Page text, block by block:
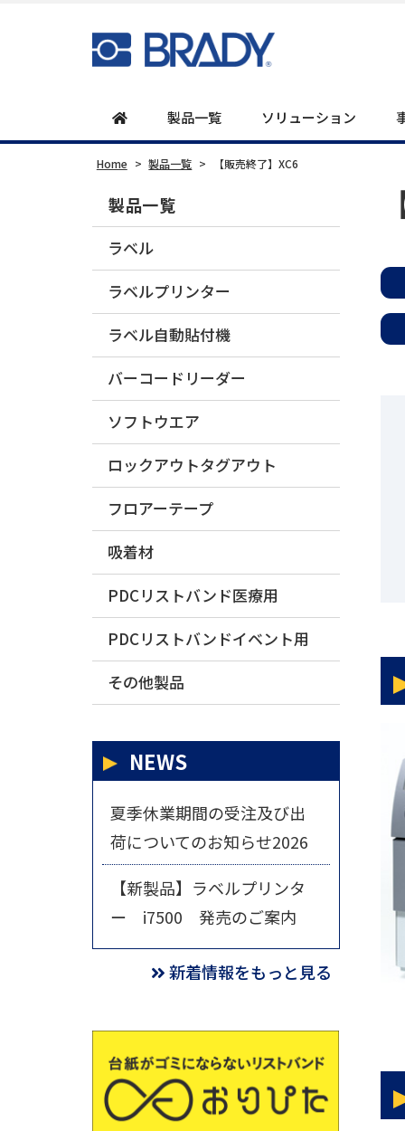
製品一覧 ソリューション
Home > 製品一覧 > 【販売終了】XC6
製品一覧
ラベル
ラベルプリンター
ラベル自動貼付機
バーコードリーダー
ソフトウエア
ロックアウトタグアウト
フロアーテープ
吸着材
PDCリストバンド医療用
PDCリストバンドイベント用
その他製品
NEWS
夏季休業期間の受注及び出
荷についてのお知らせ2026
【新製品】ラベルプリンタ
ー i7500 発売のご案内
新着情報をもっと見る